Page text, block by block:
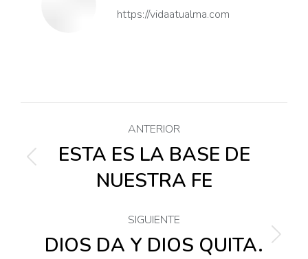
https://vidaatualma.com
Navegación
entre
publicaciones
ANTERIOR
Publicación
anterior:
ESTA ES LA BASE DE
NUESTRA FE
SIGUIENTE
Publicación
DIOS DA Y DIOS QUITA.